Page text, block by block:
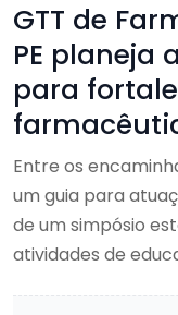
GTT de
PE planeja
para
Entre os
um guia para
de um simpósio
atividades de